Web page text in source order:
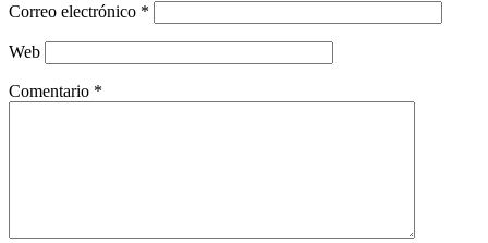
Correo electrónico *
Web
Comentario *